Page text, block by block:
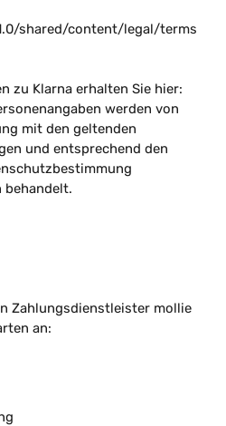
shared/content/legal/terms
zu Klarna erhalten Sie hier:
werden von
mit den geltenden
und entsprechend den
behandelt.
Zahlungsdienstleister mollie
an: